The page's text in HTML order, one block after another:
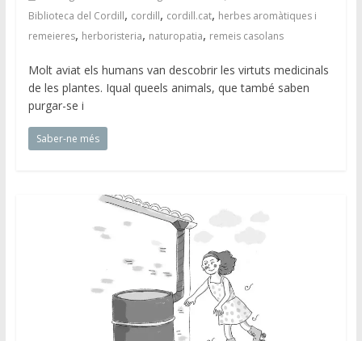
Biblioteca del Cordill, cordill, cordill.cat, herbes aromàtiques i
remeieres, herboristeria, naturopatia, remeis casolans
Molt aviat els humans van descobrir les virtuts medicinals
de les plantes. Iqual queels animals, que també saben
purgar-se i
Saber-ne més